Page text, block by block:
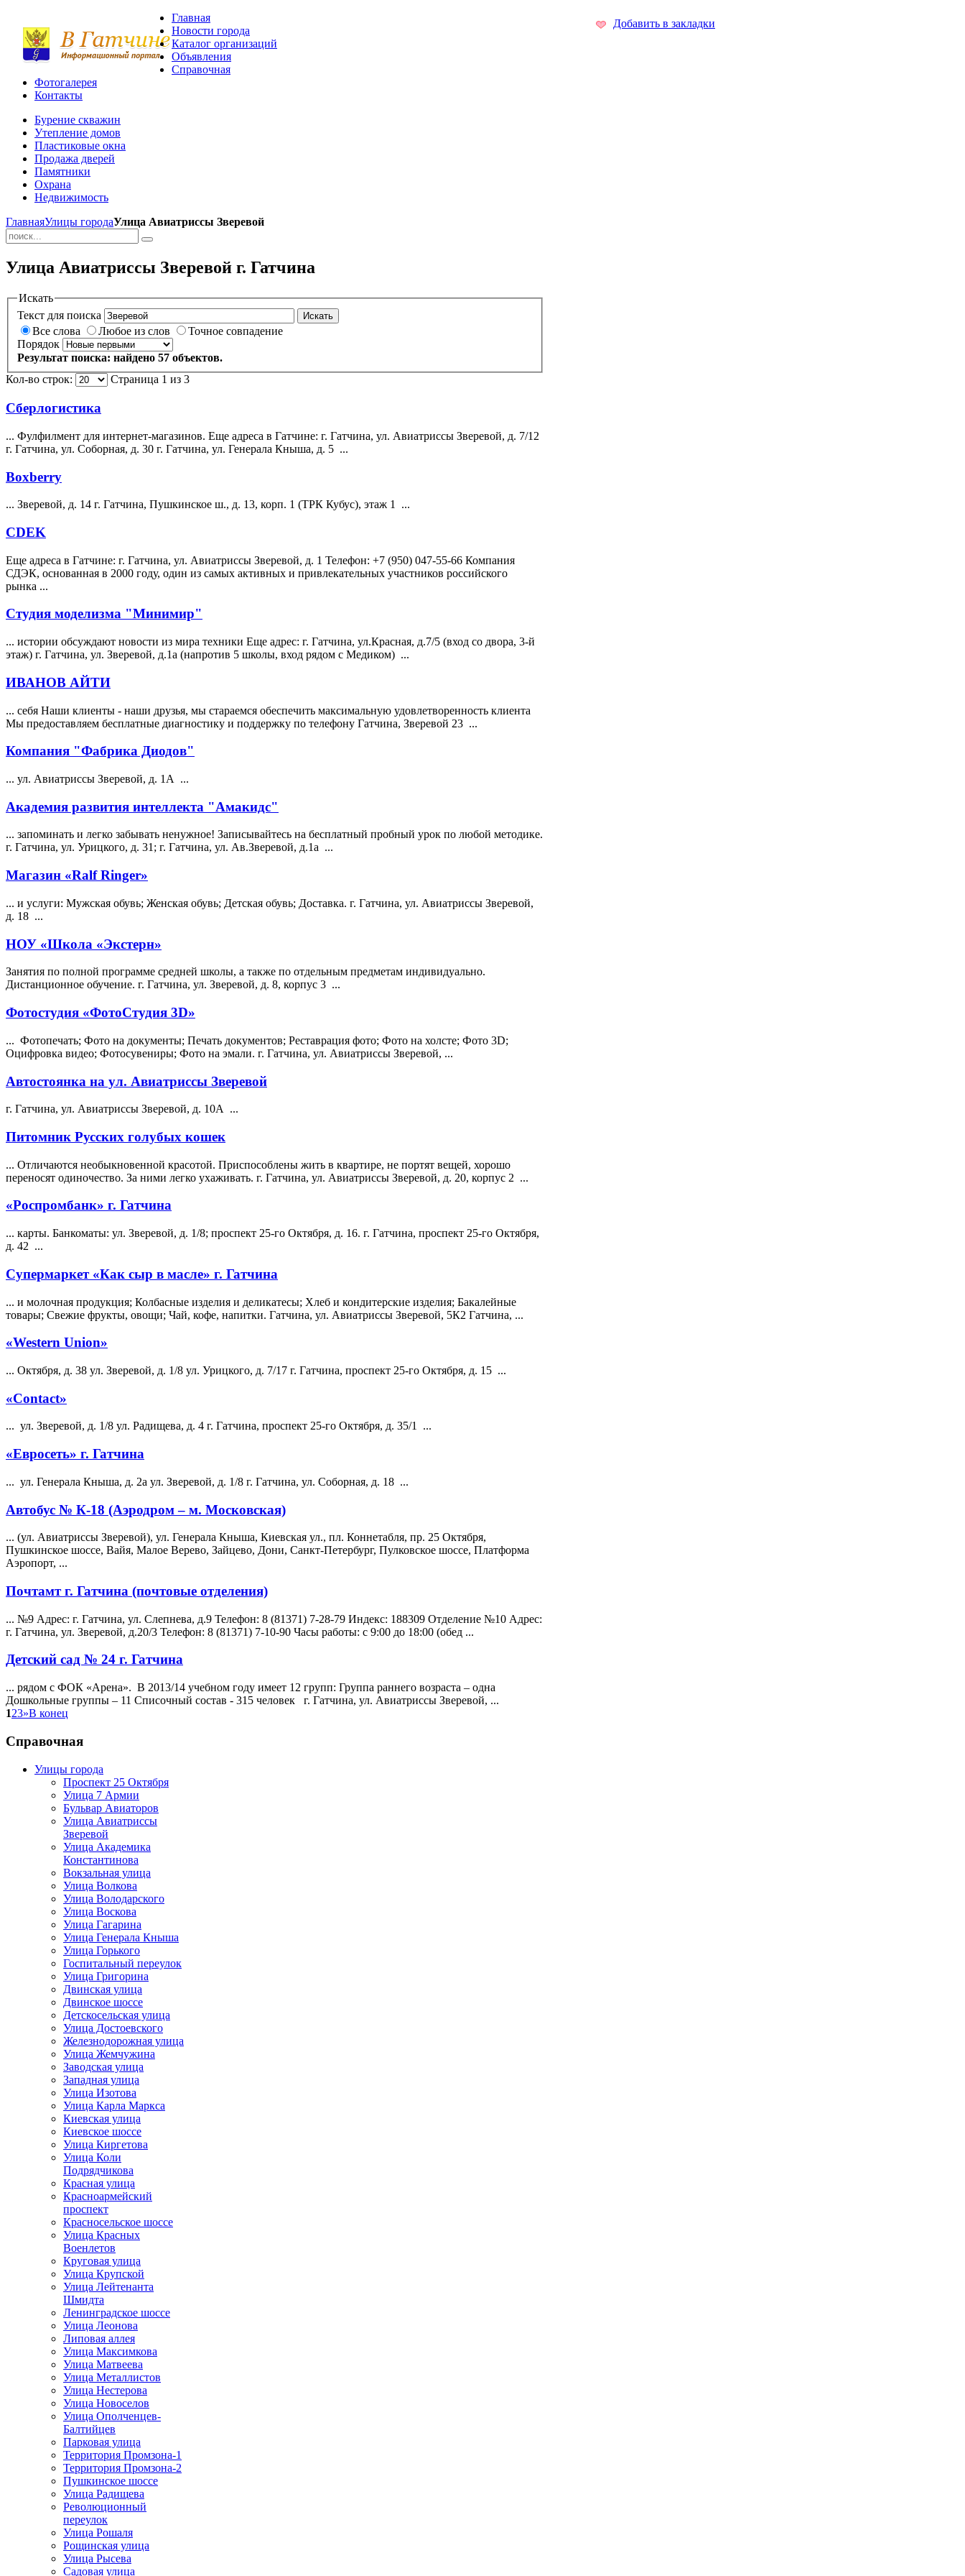
Добавить в закладки
Главная
Новости города
Каталог организаций
Объявления
Справочная
Фотогалерея
Контакты
Бурение скважин
Утепление домов
Пластиковые окна
Продажа дверей
Памятники
Охрана
Недвижимость
ГлавнаяУлицы городаУлица Авиатриссы Зверевой
Улица Авиатриссы Зверевой г. Гатчина
Искать
Текст для поиска
Искать
Все слова Любое из слов
Точное совпадение
Порядок
Результат поиска: найдено 57 объектов.
Кол-во строк:
Страница 1 из 3
Сберлогистика
... Фулфилмент для интернет-магазинов. Еще адреса в Гатчине: г. Гатчина, ул. Авиатриссы Зверевой, д. 7/12
г. Гатчина, ул. Соборная, д. 30 г. Гатчина, ул. Генерала Кныша, д. 5 ...
Boxberry
... Зверевой, д. 14 г. Гатчина, Пушкинское ш., д. 13, корп. 1 (ТРК Кубус), этаж 1 ...
CDEK
Еще адреса в Гатчине: г. Гатчина, ул. Авиатриссы Зверевой, д. 1 Телефон: +7 (950) 047-55-66 Компания
СДЭК, основанная в 2000 году, один из самых активных и привлекательных участников российского
рынка ...
Студия моделизма "Минимир"
... истории обсуждают новости из мира техники Еще адрес: г. Гатчина, ул.Красная, д.7/5 (вход со двора, 3-й
этаж) г. Гатчина, ул. Зверевой, д.1а (напротив 5 школы, вход рядом с Медиком) ...
ИВАНОВ АЙТИ
... себя Наши клиенты - наши друзья, мы стараемся обеспечить максимальную удовлетворенность клиента
Мы предоставляем бесплатные диагностику и поддержку по телефону Гатчина, Зверевой 23 ...
Компания "Фабрика Диодов"
... ул. Авиатриссы Зверевой, д. 1А ...
Академия развития интеллекта "Амакидс"
... запоминать и легко забывать ненужное! Записывайтесь на бесплатный пробный урок по любой методике.
г. Гатчина, ул. Урицкого, д. 31; г. Гатчина, ул. Ав.Зверевой, д.1а ...
Магазин «Ralf Ringer»
... и услуги: Мужская обувь; Женская обувь; Детская обувь; Доставка. г. Гатчина, ул. Авиатриссы Зверевой,
д. 18 ...
НОУ «Школа «Экстерн»
Занятия по полной программе средней школы, а также по отдельным предметам индивидуально.
Дистанционное обучение. г. Гатчина, ул. Зверевой, д. 8, корпус 3 ...
Фотостудия «ФотоСтудия 3D»
... Фотопечать; Фото на документы; Печать документов; Реставрация фото; Фото на холсте; Фото 3D;
Оцифровка видео; Фотосувениры; Фото на эмали. г. Гатчина, ул. Авиатриссы Зверевой, ...
Автостоянка на ул. Авиатриссы Зверевой
г. Гатчина, ул. Авиатриссы Зверевой, д. 10А ...
Питомник Русских голубых кошек
... Отличаются необыкновенной красотой. Приспособлены жить в квартире, не портят вещей, хорошо
переносят одиночество. За ними легко ухаживать. г. Гатчина, ул. Авиатриссы Зверевой, д. 20, корпус 2 ...
«Роспромбанк» г. Гатчина
... карты. Банкоматы: ул. Зверевой, д. 1/8; проспект 25-го Октября, д. 16. г. Гатчина, проспект 25-го Октября,
д. 42 ...
Супермаркет «Как сыр в масле» г. Гатчина
... и молочная продукция; Колбасные изделия и деликатесы; Хлеб и кондитерские изделия; Бакалейные
товары; Свежие фрукты, овощи; Чай, кофе, напитки. Гатчина, ул. Авиатриссы Зверевой, 5К2 Гатчина, ...
«Western Union»
... Октября, д. 38 ул. Зверевой, д. 1/8 ул. Урицкого, д. 7/17 г. Гатчина, проспект 25-го Октября, д. 15 ...
«Contact»
... ул. Зверевой, д. 1/8 ул. Радищева, д. 4 г. Гатчина, проспект 25-го Октября, д. 35/1 ...
«Евросеть» г. Гатчина
... ул. Генерала Кныша, д. 2а ул. Зверевой, д. 1/8 г. Гатчина, ул. Соборная, д. 18 ...
Автобус № К-18 (Аэродром – м. Московская)
... (ул. Авиатриссы Зверевой), ул. Генерала Кныша, Киевская ул., пл. Коннетабля, пр. 25 Октября,
Пушкинское шоссе, Вайя, Малое Верево, Зайцево, Дони, Санкт-Петербург, Пулковское шоссе, Платформа
Аэропорт, ...
Почтамт г. Гатчина (почтовые отделения)
... №9 Адрес: г. Гатчина, ул. Слепнева, д.9 Телефон: 8 (81371) 7-28-79 Индекс: 188309 Отделение №10 Адрес:
г. Гатчина, ул. Зверевой, д.20/3 Телефон: 8 (81371) 7-10-90 Часы работы: с 9:00 до 18:00 (обед ...
Детский сад № 24 г. Гатчина
... рядом с ФОК «Арена». В 2013/14 учебном году имеет 12 групп: Группа раннего возраста – одна
Дошкольные группы – 11 Списочный состав - 315 человек г. Гатчина, ул. Авиатриссы Зверевой, ...
123»В конец
Справочная
Улицы города
Проспект 25 Октября
Улица 7 Армии
Бульвар Авиаторов
Улица Авиатриссы
Зверевой
Улица Академика
Константинова
Вокзальная улица
Улица Волкова
Улица Володарского
Улица Воскова
Улица Гагарина
Улица Генерала Кныша
Улица Горького
Госпитальный переулок
Улица Григорина
Двинская улица
Двинское шоссе
Детскосельская улица
Улица Достоевского
Железнодорожная улица
Улица Жемчужина
Заводская улица
Западная улица
Улица Изотова
Улица Карла Маркса
Киевская улица
Киевское шоссе
Улица Киргетова
Улица Коли
Подрядчикова
Красная улица
Красноармейский
проспект
Красносельское шоссе
Улица Красных
Военлетов
Круговая улица
Улица Крупской
Улица Лейтенанта
Шмидта
Ленинградское шоссе
Улица Леонова
Липовая аллея
Улица Максимкова
Улица Матвеева
Улица Металлистов
Улица Нестерова
Улица Новоселов
Улица Ополченцев-
Балтийцев
Парковая улица
Территория Промзона-1
Территория Промзона-2
Пушкинское шоссе
Улица Радищева
Революционный
переулок
Улица Рошаля
Рощинская улица
Улица Рысева
Садовая улица